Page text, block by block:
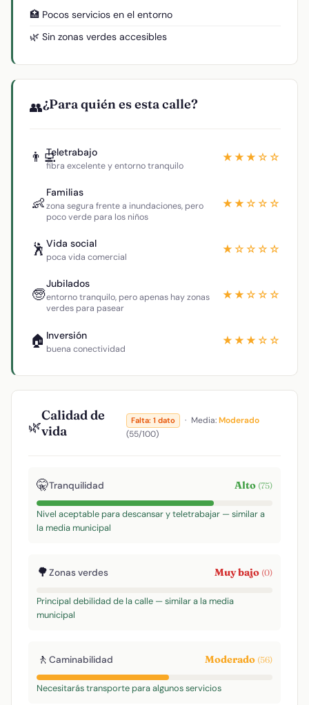
🏥 Pocos servicios en el entorno
🌿 Sin zonas verdes accesibles
👥¿Para quién es esta calle?
👨‍💻Teletrabajo
fibra excelente y entorno tranquilo
★★★☆☆
👶
Familias
zona segura frente a inundaciones, pero
poco verde para los niños
★★☆☆☆
🕺 Vida social
poca vida comercial
★☆☆☆☆
🧓
Jubilados
entorno tranquilo, pero apenas hay zonas
verdes para pasear
★★☆☆☆
🏠 Inversión
buena conectividad
★★★☆☆
🌿
Calidad de
vida
Falta: 1 dato · Media:Moderado
(55/100)
🤫Tranquilidad Alto (75)
Nivel aceptable para descansar y teletrabajar — similar a
la media municipal
🌳Zonas verdes Muy bajo (0)
Principal debilidad de la calle — similar a la media
municipal
🚶 Caminabilidad Moderado (56)
Necesitarás transporte para algunos servicios